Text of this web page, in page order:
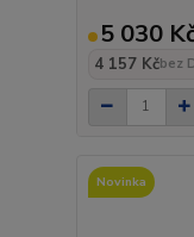
5 030
4 157 Kčbez
Novinka